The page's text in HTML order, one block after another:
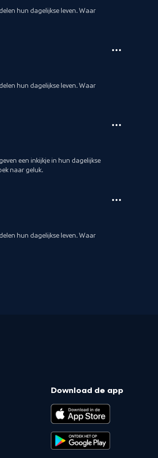
hun dagelijkse leven. Waar
hun dagelijkse leven. Waar
een inkijkje in hun dagelijkse
naar geluk.
hun dagelijkse leven. Waar
Download de app